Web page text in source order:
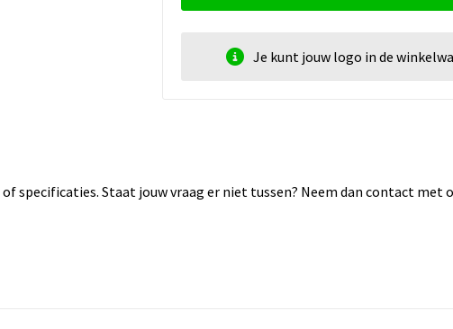
Je kunt jouw logo in de
specificaties. Staat jouw vraag er niet tussen? Neem dan contact met